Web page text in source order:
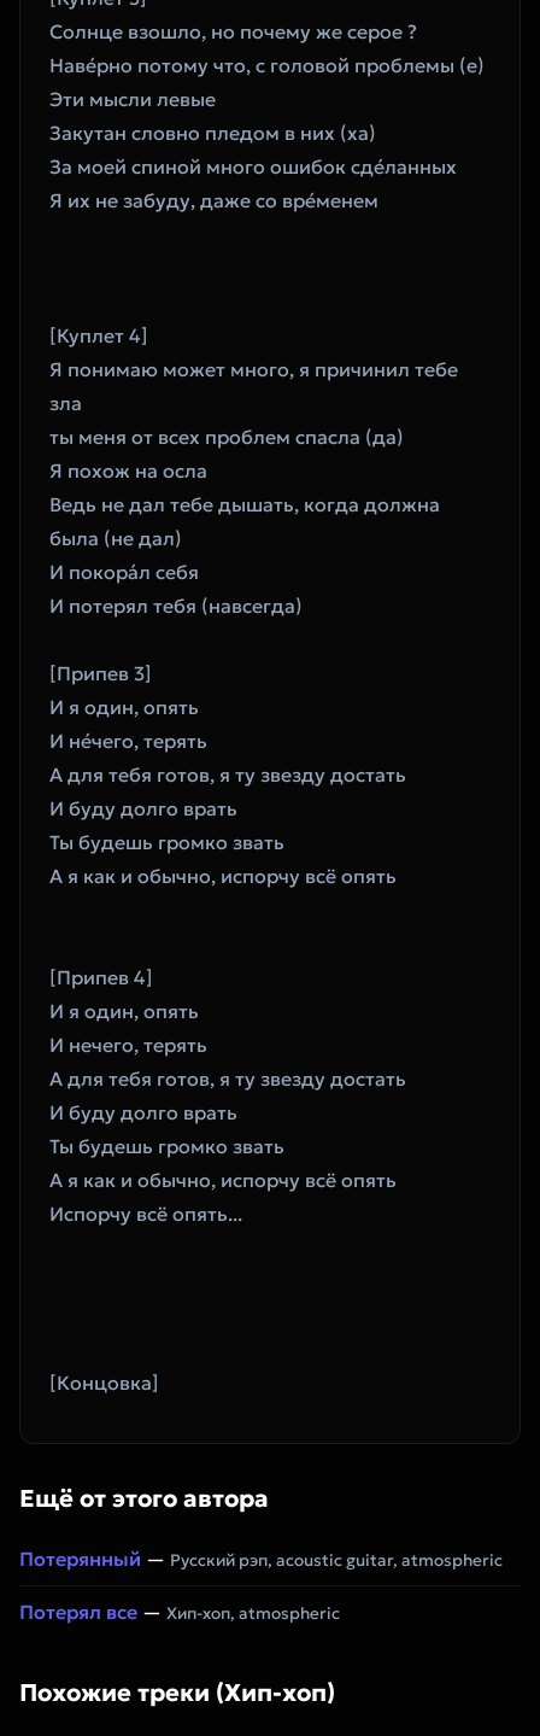
Солнце взошло, но почему же серое ?
Наве́рно потому что, с головой проблемы (е)
Эти мысли левые
Закутан словно пледом в них (ха)
За моей спиной много ошибок сде́ланных
Я их не забуду, даже со вре́менем
[Куплет 4]
Я понимаю может много, я причинил тебе
зла
ты меня от всех проблем спасла (да)
Я похож на осла
Ведь не дал тебе дышать, когда должна
была (не дал)
И покора́л себя
И потерял тебя (навсегда)
[Припев 3]
И я один, опять
И не́чего, терять
А для тебя готов, я ту звезду достать
И буду долго врать
Ты будешь громко звать
А я как и обычно, испорчу всё опять
[Припев 4]
И я один, опять
И нечего, терять
А для тебя готов, я ту звезду достать
И буду долго врать
Ты будешь громко звать
А я как и обычно, испорчу всё опять
Испорчу всё опять...
[Концовка]
Ещё от этого автора
Потерянный — Русский рэп, acoustic guitar, atmospheric
Потерял все — Хип-хоп, atmospheric
Похожие треки (Хип-хоп)